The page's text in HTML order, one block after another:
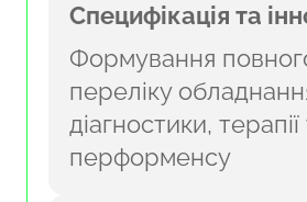
Специфікація та
Формування
переліку
діагностики, терапії
перформенсу